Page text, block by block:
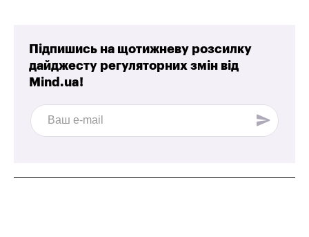
Підпишись на щотижневу розсилку
дайджесту регуляторних змін від
Mind.ua!